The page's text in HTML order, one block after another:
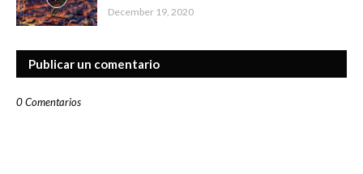
December 19, 2020
Publicar un comentario
0 Comentarios